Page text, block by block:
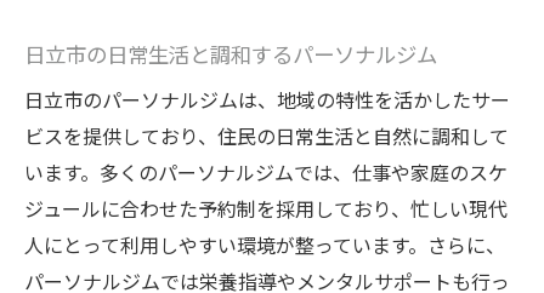
パーソナルジムが提供する日立市での効率的な
目標達成法
日立市のジムでの短期的な目標達成の戦略
長期的な健康維持を考慮したトレーニング
プラン
日立市でのトレーニングと栄養プランの連
日立市の日常生活と調和するパーソナルジム
日立市のパーソナルジムは、地域の特性を活かしたサー
ビスを提供しており、住民の日常生活と自然に調和して
います。多くのパーソナルジムでは、仕事や家庭のスケ
ジュールに合わせた予約制を採用しており、忙しい現代
人にとって利用しやすい環境が整っています。さらに、
パーソナルジムでは栄養指導やメンタルサポートも行っ